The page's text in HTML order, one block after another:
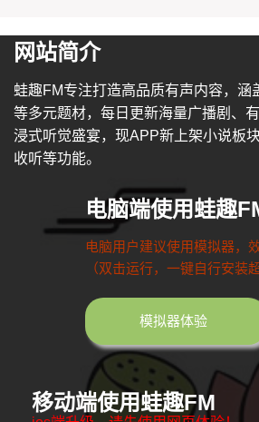
网站简介
蛙趣FM专注打造高品质有声内容，涵
等多元题材，每日更新海量广播剧、
浸式听觉盛宴，现APP新上架小说板
收听等功能。
电脑端使用蛙趣
电脑用户建议使用模拟器，
（双击运行，一键自行安装
模拟器体验
移动端使用蛙趣FM